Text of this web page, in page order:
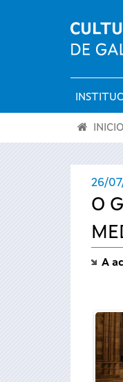
Menú
está
INICIO
26/
O
A